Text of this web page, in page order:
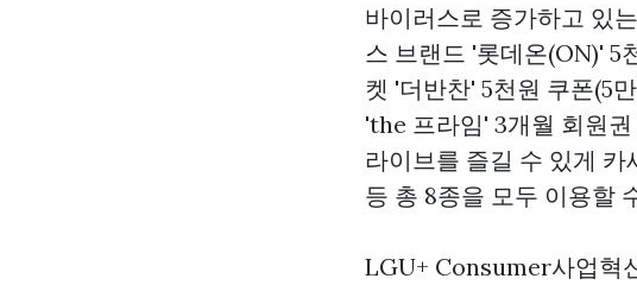
바이러스로 증가하고 있
스 브랜드 '롯데온(ON)'
켓 '더반찬' 5천원 쿠폰(5
'the 프라임' 3개월 회원
라이브를 즐길 수 있게
등 총 8종을 모두 이용할
LGU+ Consumer사업혁